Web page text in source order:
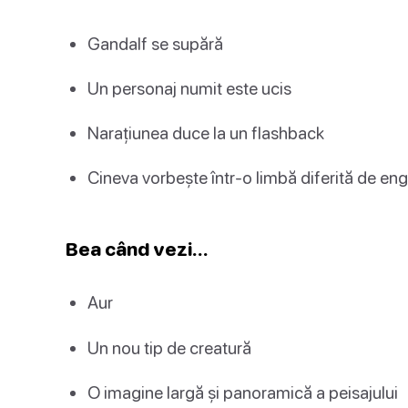
Gandalf se supără
Un personaj numit este ucis
Narațiunea duce la un flashback
Cineva vorbește într-o limbă diferită de
Bea când vezi…
Aur
Un nou tip de creatură
O imagine largă și panoramică a peisajului